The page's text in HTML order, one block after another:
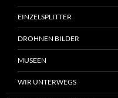
EINZELSPLITTER
DROHNEN BILDER
MUSEEN
WIR UNTERWEGS